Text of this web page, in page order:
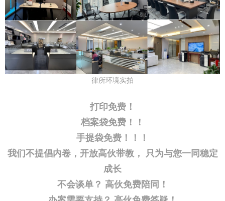
律所环境实拍
打印免费！
档案袋免费！！
手提袋免费！！！
我们不提倡内卷，开放高伙带教， 只为与您一同稳定
成长
不会谈单？ 高伙免费陪同！